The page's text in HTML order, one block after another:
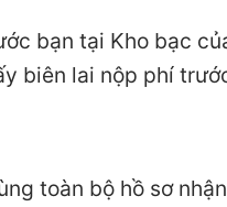
bạn tại Kho bạc
biên lai nộp phí
toàn bộ hồ sơ